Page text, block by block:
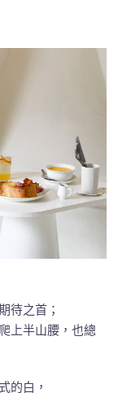
待之首；
上半山腰，也總
的白，